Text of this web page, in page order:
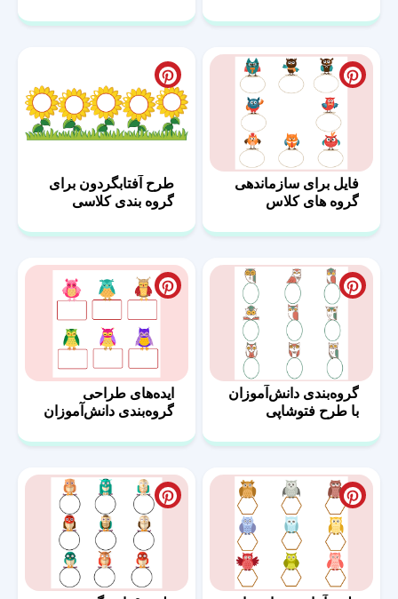
فایل‌ برای سازماندهی
گروه های کلاس
طرح آفتابگردون برای
گروه بندی کلاسی
گروه‌بندی دانش‌آموزان
با طرح‌ فتوشاپی
ایده‌های طراحی
گروه‌بندی دانش‌آموزان